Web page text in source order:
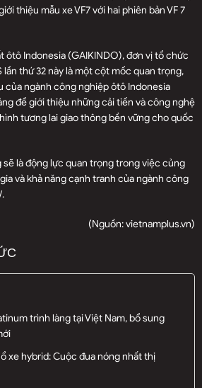
thiệu mẫu xe VF7 với hai phiên bản VF 7
ôtô Indonesia (GAIKINDO), đơn vị tổ chức
lần thứ 32 này là một cột mốc quan trọng,
của ngành công nghiệp ôtô Indonesia
để giới thiệu những cải tiến và công nghệ
tương lai giao thông bền vững cho quốc
sẽ là động lực quan trọng trong việc củng
và khả năng cạnh tranh của ngành công
(Nguồn:vietnamplus.vn)
trình làng tại Việt Nam, bổ sung
xe hybrid: Cuộc đua nóng nhất thị